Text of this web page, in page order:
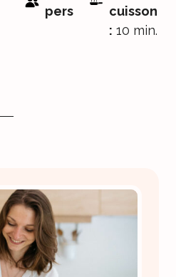
pers
cuisson
: 10 min.